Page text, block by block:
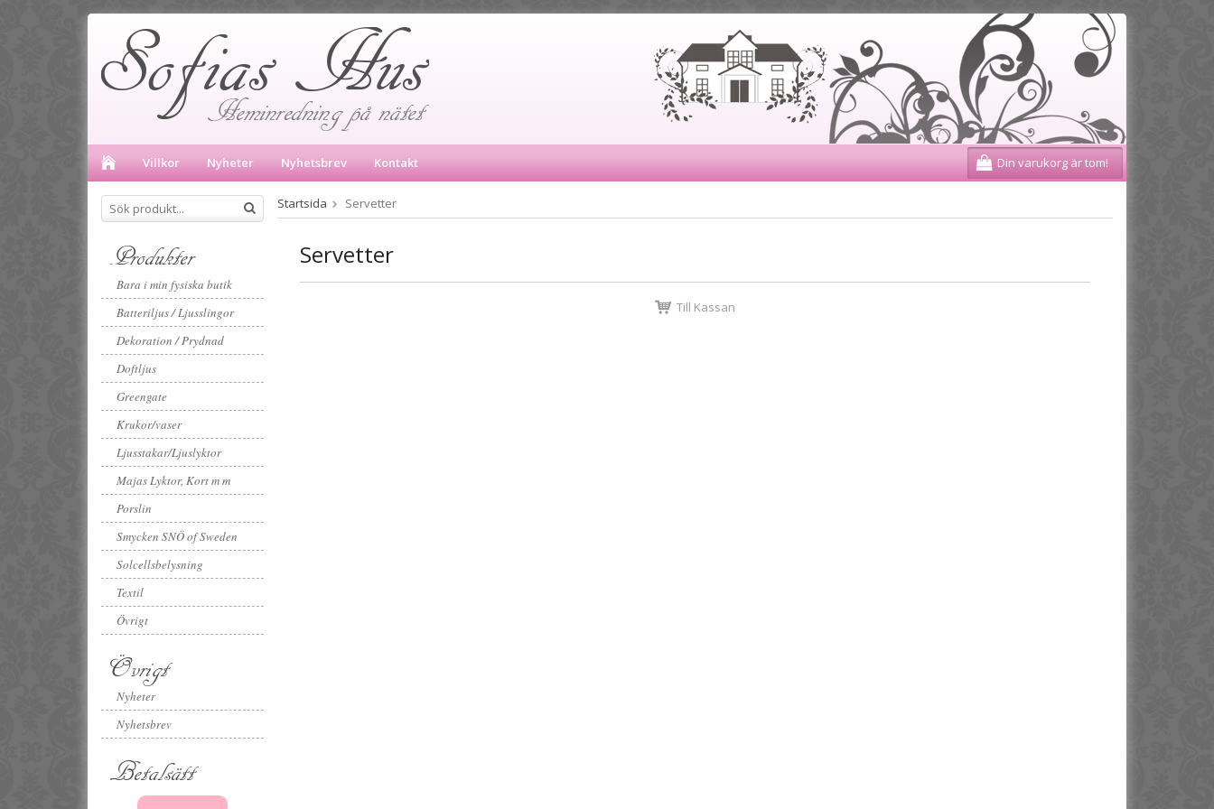
Villkor Nyheter Nyhetsbrev Kontakt Din varukorg är tom!
Produkter
Bara i min fysiska butik
Batteriljus / Ljusslingor
Dekoration / Prydnad
Doftljus
Greengate
Krukor/vaser
Ljusstakar/Ljuslyktor
Majas Lyktor, Kort m m
Porslin
Smycken SNÖ of Sweden
Solcellsbelysning
Textil
Övrigt
Övrigt
Nyheter
Nyhetsbrev
Betalsätt
Startsida Servetter
Servetter
Till Kassan